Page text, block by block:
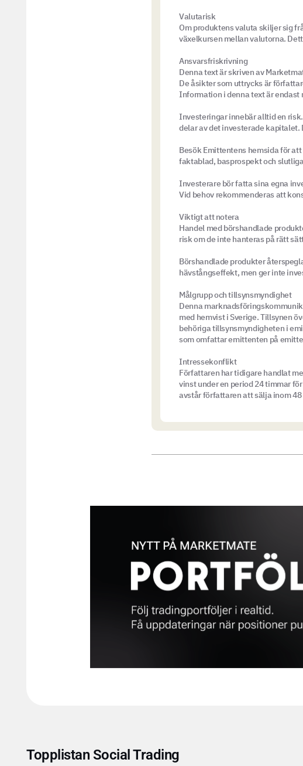
Valutarisk
Om produktens valuta skiljer sig
växelkursen mellan valutorna.
Ansvarsfriskrivning
Denna text är skriven av
De åsikter som uttrycks är
Information i denna text är
Investeringar innebär alltid en
delar av det investerade
Besök Emittentens hemsida för
faktablad, basprospekt och
Investerare bör fatta sina egna
Vid behov rekommenderas att
Viktigt att notera
Handel med börshandlade
risk om de inte hanteras på rätt
Börshandlade produkter
hävstångseffekt, men ger inte
Målgrupp och tillsynsmyndighet
Denna
med hemvist i Sverige. Tillsynen
behöriga tillsynsmyndigheten i
som omfattar emittenten på
Intressekonflikt
Författaren har tidigare handlat
vinst under en period 24 timmar
avstår författaren att sälja inom
Topplistan Social Trading